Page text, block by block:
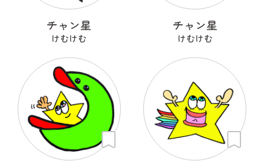
チャン星
けむけむ
チャン星
けむけむ